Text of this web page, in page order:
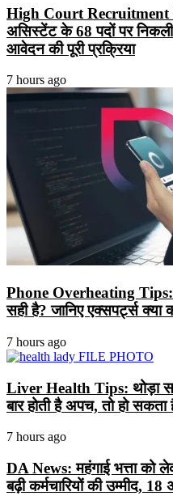
High Court Recruitment
असिस्टेंट के 68 पदों पर निकली
आवेदन की पूरी प्रक्रिया
7 hours ago
Phone Overheating Tips:
सही है? जानिए एक्सपर्ट्स क्या
7 hours ago
Liver Health Tips: थोड़ा
बार होती है अपच, तो हो सकता
7 hours ago
DA News: महंगाई भत्ता को
बढ़ी कर्मचारियों की उम्मीद,